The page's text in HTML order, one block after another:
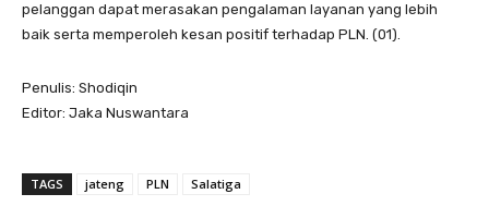
pelanggan dapat merasakan pengalaman layanan yang lebih
baik serta memperoleh kesan positif terhadap PLN. (01).
Penulis: Shodiqin
Editor: Jaka Nuswantara
TAGS jateng PLN Salatiga